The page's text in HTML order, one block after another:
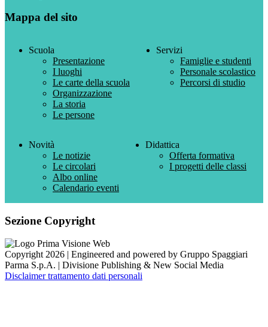
Mappa del sito
Scuola
Presentazione
I luoghi
Le carte della scuola
Organizzazione
La storia
Le persone
Servizi
Famiglie e studenti
Personale scolastico
Percorsi di studio
Novità
Le notizie
Le circolari
Albo online
Calendario eventi
Didattica
Offerta formativa
I progetti delle classi
Sezione Copyright
Copyright 2026 | Engineered and powered by Gruppo Spaggiari
Parma S.p.A. | Divisione Publishing & New Social Media
Disclaimer trattamento dati personali